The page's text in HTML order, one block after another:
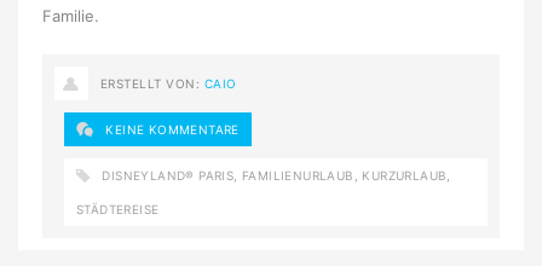
Familie.
ERSTELLT VON: CAIO
KEINE KOMMENTARE
DISNEYLAND® PARIS FAMILIENURLAUB KURZURLAUB
STÄDTEREISE